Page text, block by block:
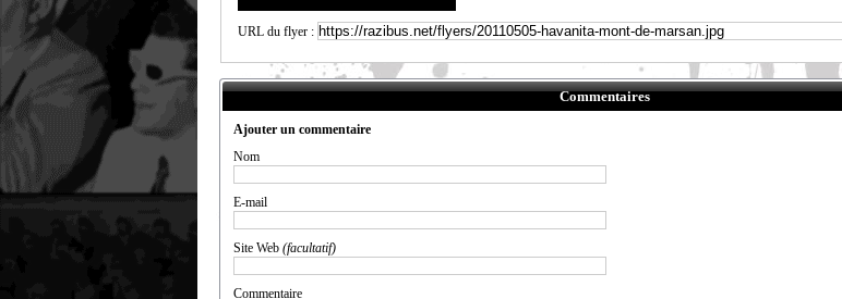
URL du flyer :
Commentaires
Ajouter un commentaire
Nom
E-mail
Site Web (facultatif)
Commentaire